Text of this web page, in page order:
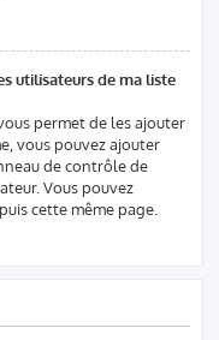
utilisateurs de ma liste
permet de les ajouter
vous pouvez ajouter
de contrôle de
Vous pouvez
cette même page.